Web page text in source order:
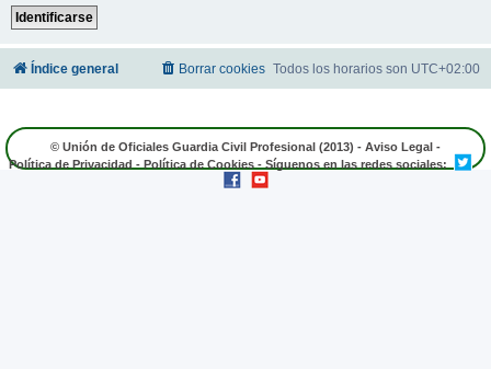
Índice general Todos los horarios son UTC+02:00
Borrar cookies
© Unión de Oficiales Guardia Civil Profesional (2013) - Aviso Legal -
Política de Privacidad - Política de Cookies - Síguenos en las redes sociales: